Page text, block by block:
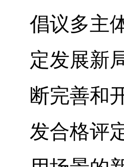
倡议多主
定发展新
断完善和
发合格评